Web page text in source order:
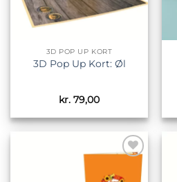
3D POP UP KORT
3D Pop Up Kort: Øl
kr. 79,00
ønskeliste